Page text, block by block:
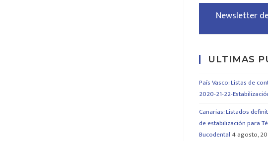
Newsletter
ULTIMAS
País Vasco: Listas de
2020-21-22-
Canarias: Listados
de estabilización para
Bucodental4 agosto,